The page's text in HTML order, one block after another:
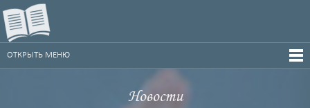
ОТКРЫТЬ МЕНЮ
Новости